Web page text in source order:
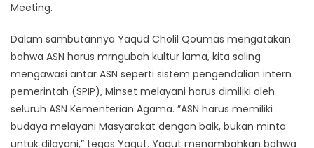
Meeting.
Dalam sambutannya Yaqud Cholil Qoumas mengatakan
bahwa ASN harus mrngubah kultur lama, kita saling
mengawasi antar ASN seperti sistem pengendalian intern
pemerintah (SPIP), Minset melayani harus dimiliki oleh
seluruh ASN Kementerian Agama. ”ASN harus memiliki
budaya melayani Masyarakat dengan baik, bukan minta
untuk dilayani,” tegas Yaqut. Yaqut menambahkan bahwa